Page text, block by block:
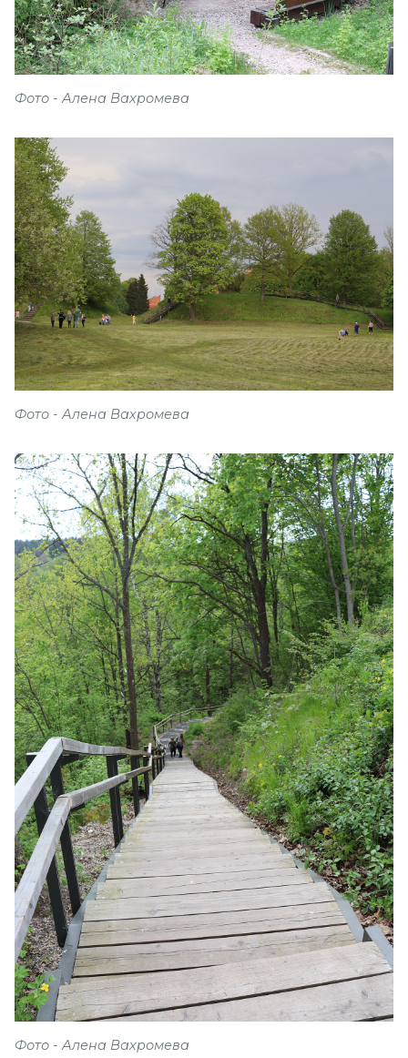
Фото - Алена Вахромева
Фото - Алена Вахромева
Фото - Алена Вахромева